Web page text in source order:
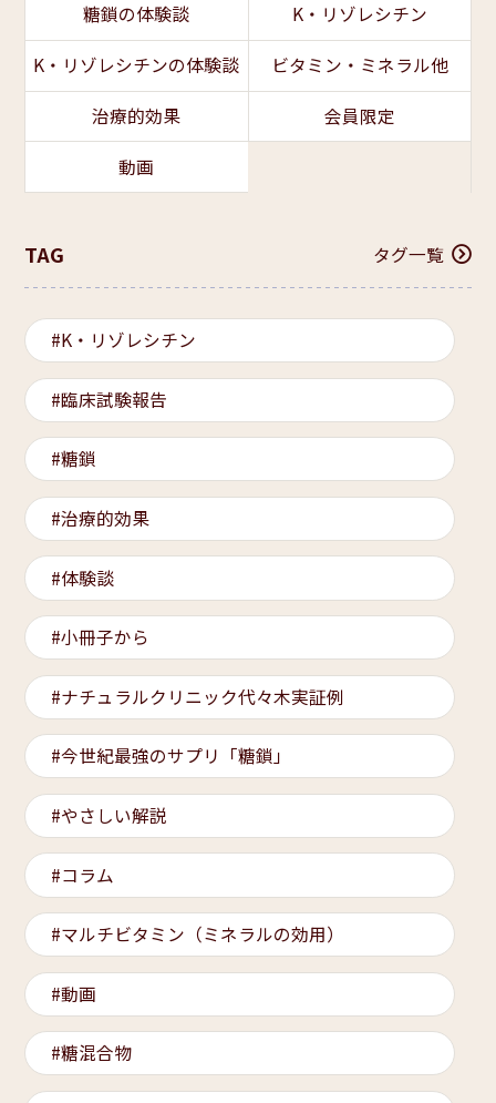
糖鎖の体験談
K・リゾレシチン
K・リゾレシチンの体験談
ビタミン・ミネラル他
治療的効果
会員限定
動画
TAG タグ一覧
K・リゾレシチン
臨床試験報告
糖鎖
治療的効果
体験談
小冊子から
ナチュラルクリニック代々木実証例
今世紀最強のサプリ「糖鎖」
やさしい解説
コラム
マルチビタミン（ミネラルの効用）
動画
糖混合物